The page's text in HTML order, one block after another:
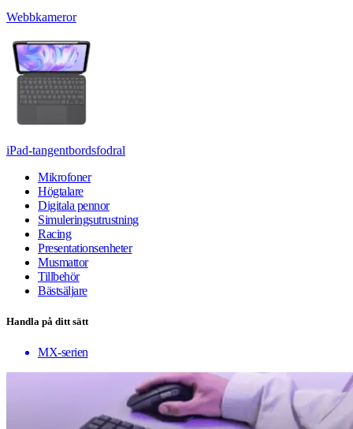
Webbkameror
iPad-tangentbordsfodral
Mikrofoner
Högtalare
Digitala pennor
Simuleringsutrustning
Racing
Presentationsenheter
Musmattor
Tillbehör
Bästsäljare
Handla på ditt sätt
MX-serien